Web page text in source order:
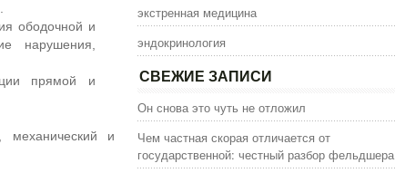
ободочной и
нарушения,
прямой и
механический и
экстренная медицина
эндокринология
СВЕЖИЕ ЗАПИСИ
Он снова это чуть не отложил
Чем частная скорая отличается от
государственной: честный разбор фельдшера